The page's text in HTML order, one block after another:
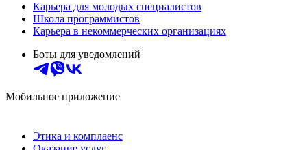
Карьера для молодых специалистов
Школа программистов
Карьера в некоммерческих организациях
Боты для уведомлений
Мобильное приложение
Этика и комплаенс